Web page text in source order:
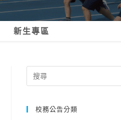
新生專區
Search
for:
校務公告分類